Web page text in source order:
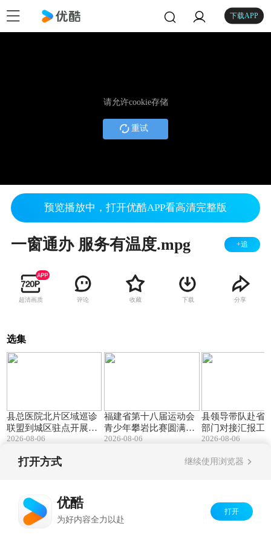
下载APP
请允许cookie存储
重试
预览播放中，打开优酷APP看高清完整版
一窗通办 服务有温度.mpg +追
超清画质 评论 收藏 下载 分享
选集
县总医院北片区域巡诊
联盟到城区驻点开展义
诊夜市.mpg
2026-08-06
福建省第十八届运动会
青少年攀岩比赛圆满收
官.mpg
2026-08-06
县领导带队赴省
部门对接汇报工
2026-08-06
打开方式 继续使用浏览器
优酷
为好内容全力以赴
打开